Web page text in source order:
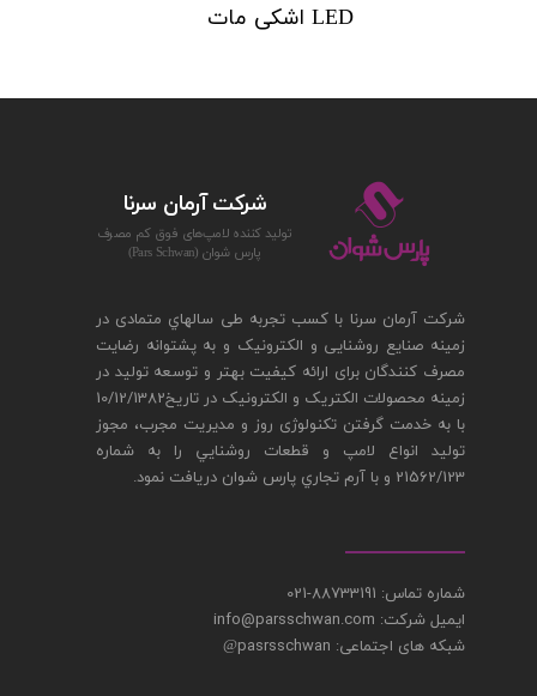
LED اشکی مات
شرکت آرمان سرنا با کسب تجربه طی سالهاي متمادی در
زمینه صنایع روشنایی و الکترونیک و به پشتوانه رضایت
مصرف کنندگان برای ارائه کیفیت بهتر و توسعه تولید در
زمینه محصولات الکتریک و الکترونیک در تاريخ10/12/1382
با به خدمت گرفتن تکنولوژی روز و مدیریت مجرب، مجوز
توليد انواع لامپ و قطعات روشنايي را به شماره
21562/123 و با آرم تجاري پارس شوان دريافت نمود.
شماره تماس: 88733191-021
ایمیل شرکت: info@parsschwan.com
شبکه های اجتماعی: pasrsschwan
@
شركت آرمان سرنا
توليد كننده لامپ‌های فوق كم مصرف
پارس‌ شوان (Pars Schwan)